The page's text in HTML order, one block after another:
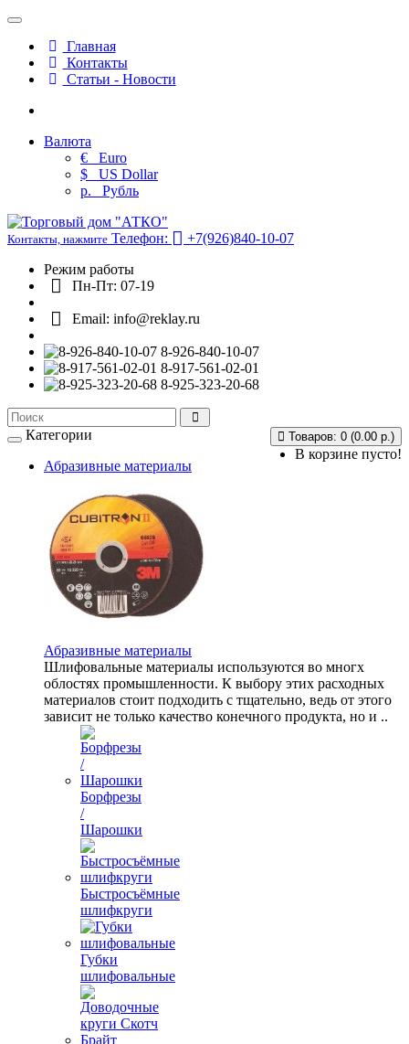
Главная
Контакты
Статьи - Новости
Валюта
€ Euro
$ US Dollar
р. Рубль
Контакты, нажмите Телефон:
+7(926)840-10-07
Режим работы
Пн-Пт: 07-19
Email: info@reklay.ru
8-926-840-10-07
8-917-561-02-01
8-925-323-20-68
Товаров: 0 (0.00 р.)
В корзине пусто!
Категории
Абразивные материалы
Абразивные материалы
Шлифовальные материалы используются во многх
облостях промышленности. К выбору этих расходных
материалов стоит подходить с тщательно, ведь от этого
зависит не только качество конечного продукта, но и ..
Борфрезы
/
Шарошки
Быстросъёмные
шлифкруги
Губки
шлифовальные